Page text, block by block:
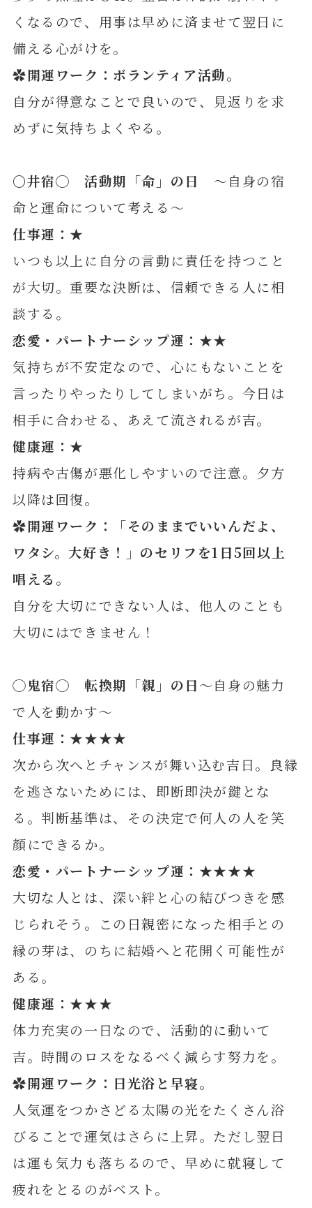
くなるので、用事は早めに済ませて翌日に
備える心がけを。
✿開運ワーク：ボランティア活動。
自分が得意なことで良いので、見返りを求
めずに気持ちよくやる。
〇井宿◯ 活動期「命」の日 ～自身の宿
命と運命について考える～
仕事運：★
いつも以上に自分の言動に責任を持つこと
が大切。重要な決断は、信頼できる人に相
談する。
恋愛・パートナーシップ運：★★
気持ちが不安定なので、心にもないことを
言ったりやったりしてしまいがち。今日は
相手に合わせる、あえて流されるが吉。
健康運：★
持病や古傷が悪化しやすいので注意。夕方
以降は回復。
✿開運ワーク：「そのままでいいんだよ、
ワタシ。大好き！ 」のセリフを1日5回以上
唱える 。
自分を大切にできない人は、他人のことも
大切にはできません！
◯鬼宿◯ 転換期「親」の日～自身の魅力
で人を動かす～
仕事運：★★★★
次から次へとチャンスが舞い込む吉日。良縁
を逃さないためには、即断即決が鍵とな
る。判断基準は、その決定で何人の人を笑
顔にできるか。
恋愛・パートナーシップ運：★★★★
大切な人とは、深い絆と心の結びつきを感
じられそう。この日親密になった相手との
縁の芽は、のちに結婚へと花開く可能性が
ある。
健康運：★★★
体力充実の一日なので、活動的に動いて
吉。時間のロスをなるべく減らす努力を。
✿開運ワーク：日光浴と早寝。
人気運をつかさどる太陽の光をたくさん浴
びることで運気はさらに上昇。ただし翌日
は運も気力も落ちるので、早めに就寝して
疲れをとるのがベスト。